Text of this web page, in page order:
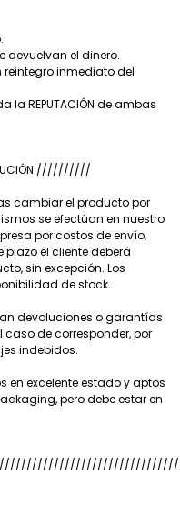
devuelvan el dinero.
reintegro inmediato del
REPUTACIÓN de ambas
//////////
cambiar el producto por
se efectúan en nuestro
por costos de envío,
el cliente deberá
sin excepción. Los
de stock.
devoluciones o garantías
caso de corresponder, por
indebidos.
en excelente estado y aptos
pero debe estar en